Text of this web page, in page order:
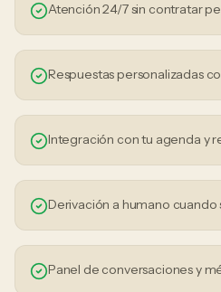
Atención 24/7 sin contratar
Respuestas personalizadas
Integración con tu agenda y
Derivación a humano cuando
Panel de conversaciones y